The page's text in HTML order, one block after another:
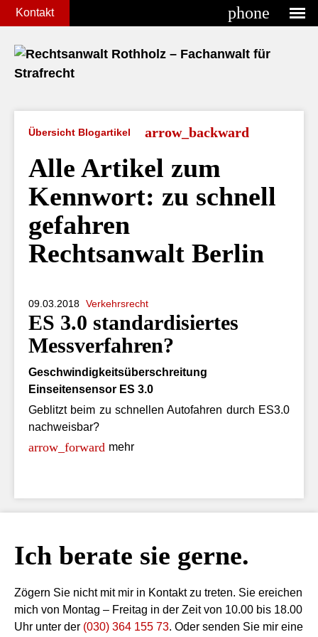
Kontakt phone
Übersicht Blogartikel
Alle Artikel zum
Kennwort: zu schnell
gefahren
Rechtsanwalt Berlin
09.03.2018 Verkehrsrecht
ES 3.0 standardisiertes
Messverfahren?
Geschwindigkeitsüberschreitung
Einseitensensor ES 3.0
Geblitzt beim zu schnellen Autofahren durch ES3.0
nachweisbar?
mehr
Ich berate sie gerne.
Zögern Sie nicht mit mir in Kontakt zu treten. Sie ereichen
mich von Montag – Freitag in der Zeit von 10.00 bis 18.00
Uhr unter der (030) 364 155 73. Oder senden Sie mir eine